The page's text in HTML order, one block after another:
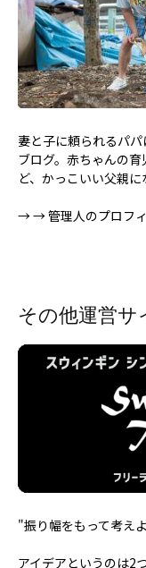
妻と子に頼られるパ
ブログ。赤ちゃんの
ど、かっこいい父親に
→→ 管理人のプロフ
その他運営サ
"振り幅をもって考え
アイデアというのは2